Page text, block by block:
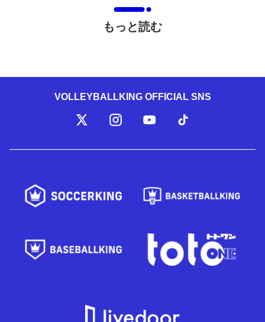
もっと読む
VOLLEYBALLKING OFFICIAL SNS